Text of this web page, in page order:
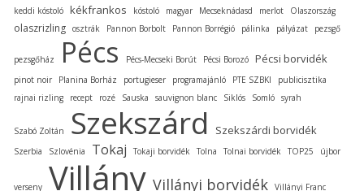
keddi kóstoló kékfrankos kóstoló magyar Mecseknádasd merlot Olaszország
olaszrizling osztrák Pannon Borbolt Pannon Borrégió pálinka pályázat pezsgő
pezsgőház Pécs Pécs-Mecseki Borút Pécsi Borozó Pécsi borvidék
pinot noir Planina Borház portugieser programajánló PTE SZBKI
publicisztika
rajnai rizling
recept rozé Sauska sauvignon blanc Siklós Somló syrah
Szabó Zoltán Szekszárd Szekszárdi borvidék
Szerbia Szlovénia Tokaj Tokaji borvidék Tolna Tolnai borvidék TOP25 újbor
verseny Villány Villányi borvidék Villányi Franc